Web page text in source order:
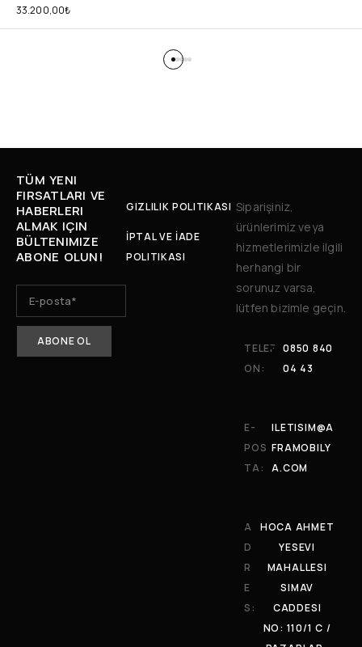
33.200,00₺
TÜM YENI
FIRSATLARI VE
HABERLERI
ALMAK IÇIN
BÜLTENIMIZE
ABONE OLUN!
GIZLILIK POLITIKASI
İPTAL VE İADE
POLITIKASI
Siparişiniz,
ürünlerimiz veya
hizmetlerimizle ilgili
herhangi bir
sorunuz varsa,
lütfen bizimle geçin.
TELEF
ON:
0850 840
04 43
E-
POS
TA:
ILETISIM@A
FRAMOBILY
A.COM
A
D
R
E
S:
HOCA AHMET
YESEVI
MAHALLESI
SIMAV
CADDESI
NO: 110/1 C /